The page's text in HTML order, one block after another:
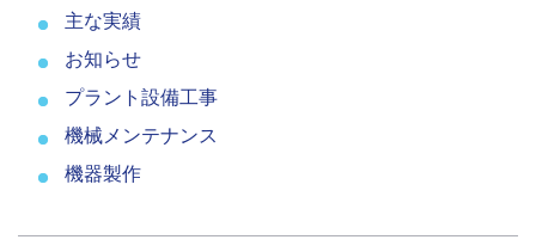
主な実績
お知らせ
プラント設備工事
機械メンテナンス
機器製作